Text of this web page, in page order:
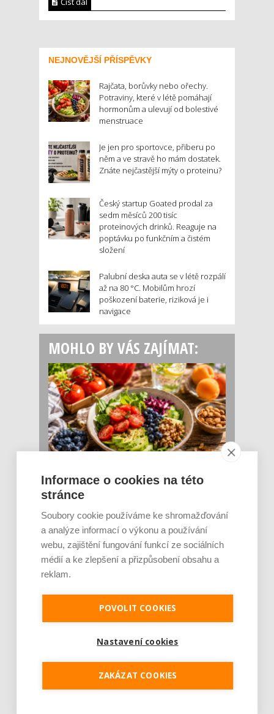
NEJNOVĚJŠÍ PŘÍSPĚVKY
Rajčata, borůvky nebo ořechy.
Potraviny, které v létě pomáhají
hormonům a ulevují od bolestivé
menstruace
Je jen pro sportovce, přiberu po
něm a ve stravě ho mám dostatek.
Znáte nejčastější mýty o proteinu?
Český startup Goated prodal za
sedm měsíců 200 tisíc
proteinových drinků. Reaguje na
poptávku po funkčním a čistém
složení
Palubní deska auta se v létě rozpálí
až na 80 °C. Mobilům hrozí
poškození baterie, riziková je i
navigace
MOHLO BY VÁS ZAJÍMAT:
Rajčata, borůvky nebo ořechy. Potraviny,
které v létě pomáhají hormonům a ulevuj [...]
Léto je ideálním časem dopřát hormonům
malý restart. Čerstvé ovoce, zelenina nebo
luštěniny jsou práv...
Je jen pro sportovce, přiberu po něm a ve
stravě ho mám dostatek. Znáte nejčastějš [...]
Pojem protein již nějakou dobu rezonuje
Informace o cookies na této
stránce
Soubory cookie používáme ke shromažďování
a analýze informací o výkonu a používání
webu, zajištění fungování funkcí ze sociálních
médií a ke zlepšení a přizpůsobení obsahu a
reklam.
POVOLIT COOKIES
Nastavení cookies
ZAKÁZAT COOKIES